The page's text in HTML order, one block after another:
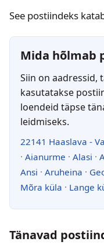
See postiindeks
Mida hõlmab
Siin on aadressid,
kasutatakse
loendeid täpse
leidmiseks.
22141 Haaslava -
· Aianurme · Alasi ·
Ansi · Aruheina ·
Mõra küla · Lange
Tänavad